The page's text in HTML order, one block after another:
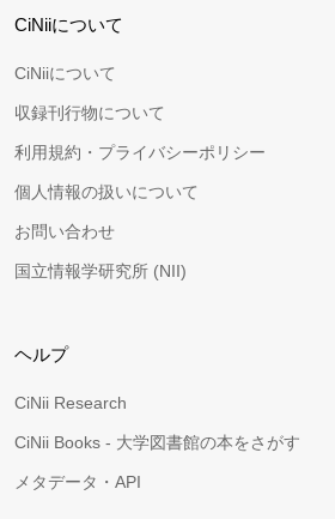
CiNiiについて
CiNiiについて
収録刊行物について
利用規約・プライバシーポリシー
個人情報の扱いについて
お問い合わせ
国立情報学研究所 (NII)
ヘルプ
CiNii Research
CiNii Books - 大学図書館の本をさがす
メタデータ・API